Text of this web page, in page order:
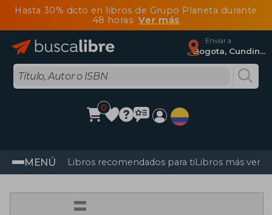
Hasta 30% dcto en libros de Grupo Planeta durante
48 horasVer más
Enviar a
Bogota, Cundinamarca
0
MENÚ Libros recomendados para tiLibros más
=